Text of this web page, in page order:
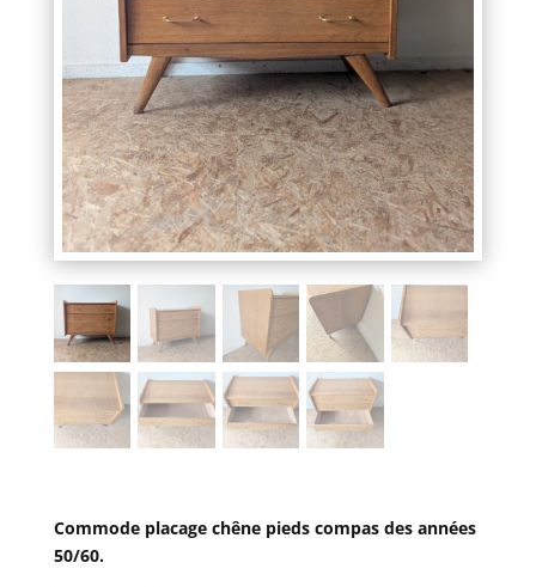
Commode placage chêne pieds compas des années
50/60.